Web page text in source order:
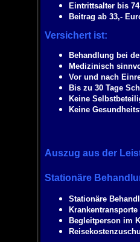
Eintrittsalter bis
Beitrag ab 33,-
Versichert ist:
Behandlung bei
Medizinisch
Vor und nach
Bis zu 30 Tage
Keine
Keine
Auszug aus der
Stationäre
Stationäre
Krankentransporte
Begleitperson im